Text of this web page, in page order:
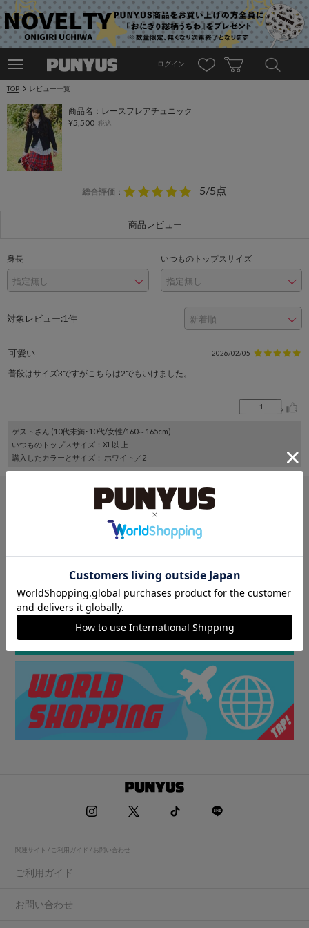
ログイン
TOP レビュー一覧
商品名：レースフレアチュニック
¥5,500 税込
総合評価 ： 5/5点
商品レビュー
身長 いつものトップスサイズ
対象レビュー:1件
可愛い 2026/02/05
普段はサイズ3ですがこちらは2でもいけました。
1
ゲスト さん (10代未満･10代/女性/160～165cm)
いつものトップスサイズ ：XL以 上
購入したカラーとサイズ ： ホワイト／2
関連サイト / ご利用ガイド / お問い合わせ
ご利用ガイド
お問い合わせ